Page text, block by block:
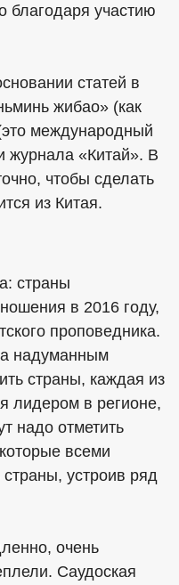
благодаря участию
статей в
жибао» (как
международный
журнала «Китай». В
чтобы сделать
из Китая.
страны
в 2016 году,
проповедника.
надуманным
страны, каждая из
лидером в регионе,
надо отметить
всеми
устроив ряд
очень
Саудоская